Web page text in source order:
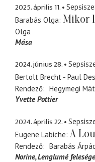
2025. április 11.
Barabás Olga Mikor
Olga
Mása
2024. június 28.
Bertolt Brecht - Paul
Rendező
Hegymegi
Yvette Pottier
2024. április 22.
Eugene Labiche A
Rendező
Barabás
Norine Lenglumé felesége